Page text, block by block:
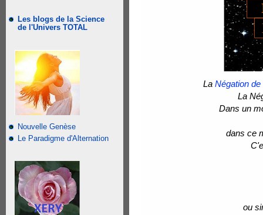
Les blogs de la Science
de l'Univers TOTAL
Nouvelle Genèse
Le Paradigme d'Alternation
La Négation
La
Dans un
dans ce
ou